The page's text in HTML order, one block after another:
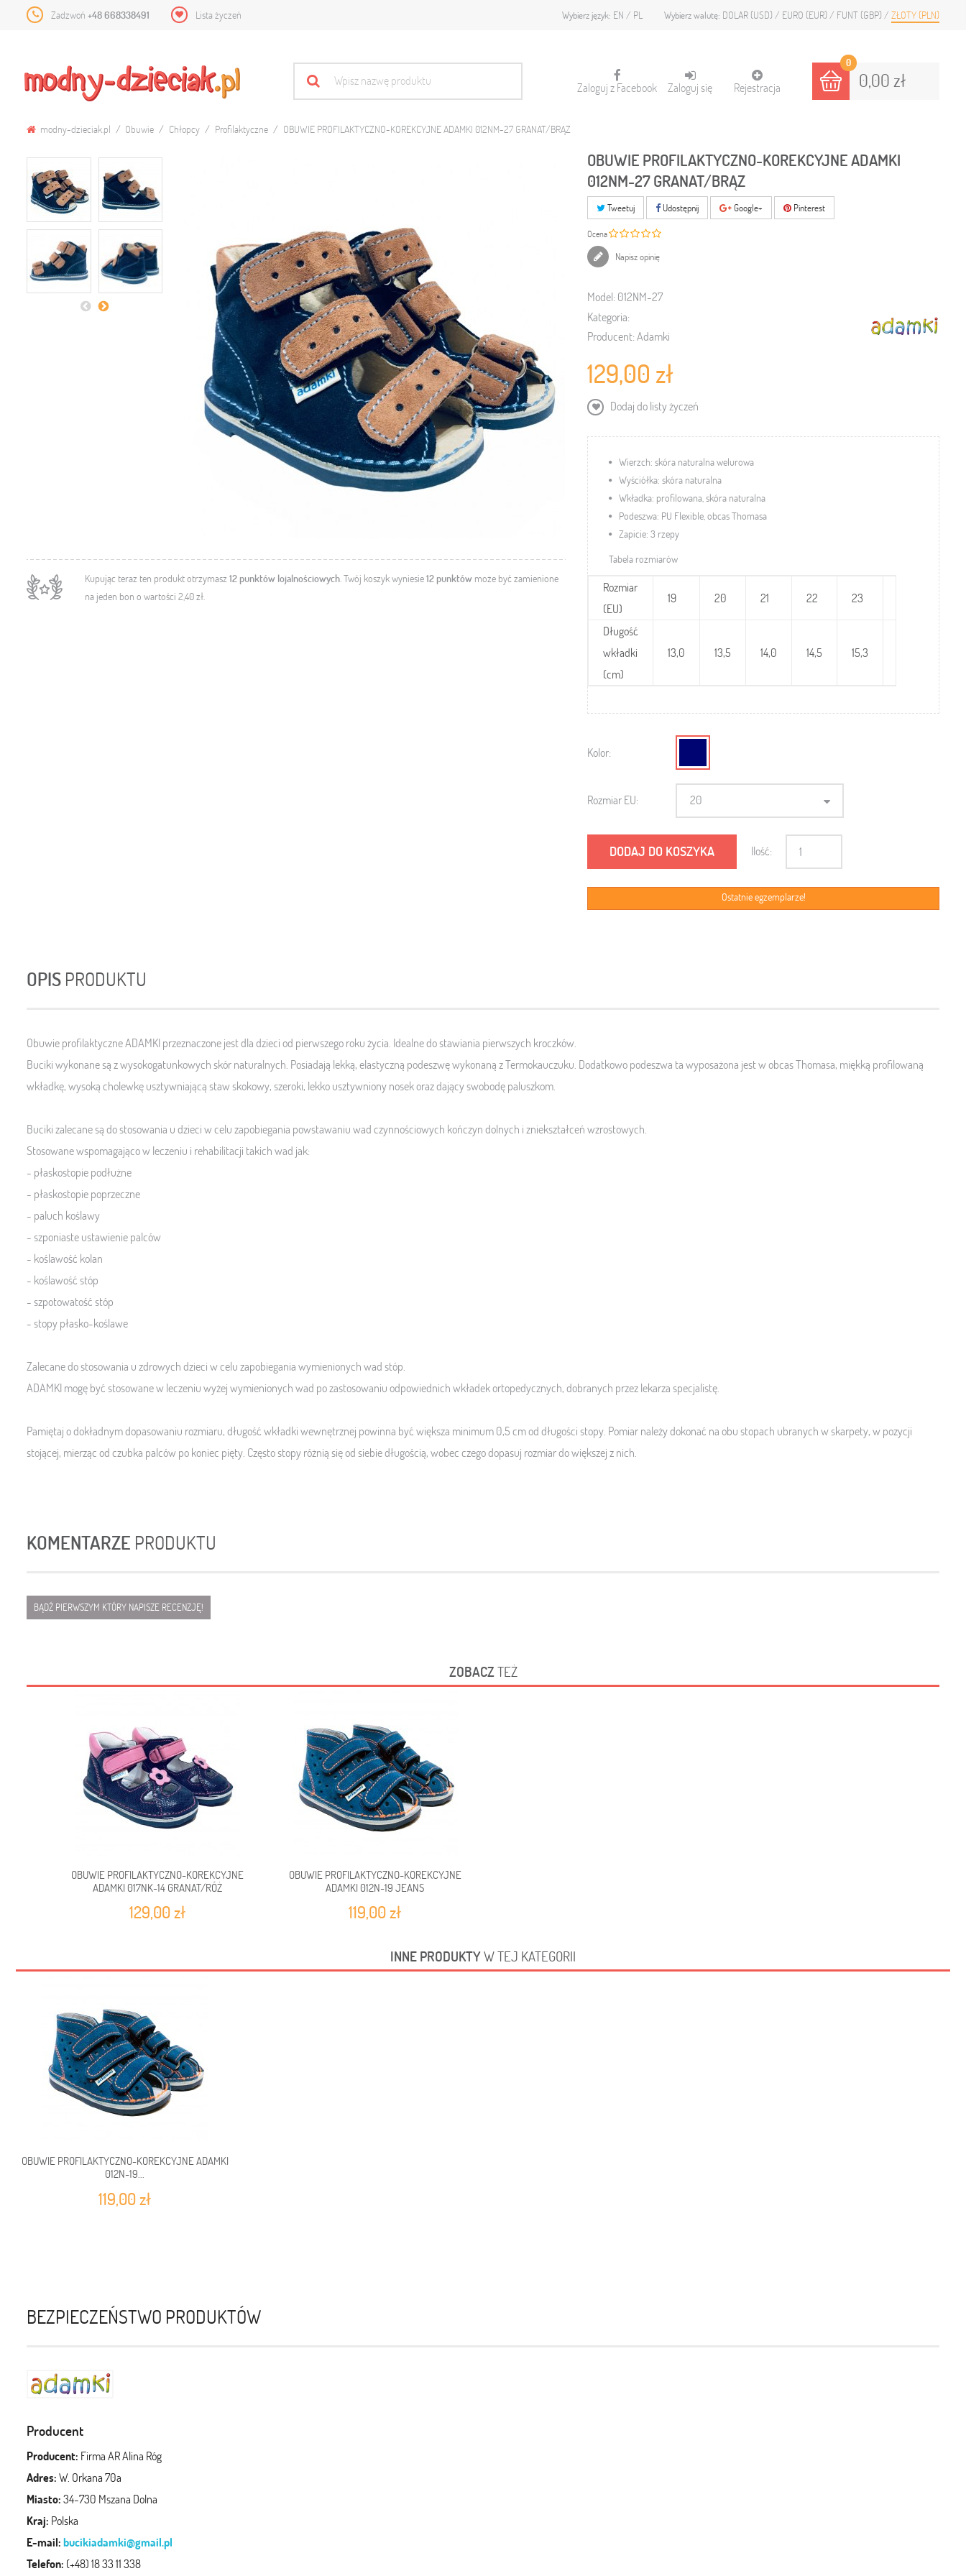
Zadzwoń +48 668338491 Lista życzeń Wybierz walutę: DOLAR (USD) EURO (EUR) FUNT (GBP) ZŁOTY (PLN)
Wybierz język: EN PL
0
0,00 zł
Zaloguj się Rejestracja
Zaloguj z Facebook
modny-dzieciak.pl Obuwie Chłopcy Profilaktyczne OBUWIE PROFILAKTYCZNO-KOREKCYJNE ADAMKI 012NM-27 GRANAT/BRĄZ
Kupując teraz ten produkt otrzymasz 12punktów lojalnościowych. Twój koszyk wyniesie12punktów może być zamienione
na jeden bon o wartości 2,40 zł.
OBUWIE PROFILAKTYCZNO-KOREKCYJNE ADAMKI
012NM-27 GRANAT/BRĄZ
Tweetuj Udostępnij Google+ Pinterest
Ocena
Napisz opinię
Model: 012NM-27
Kategoria:
Producent:Adamki
129,00 zł
Dodaj do listy życzeń
Wierzch: skóra naturalna welurowa
Wyściółka: skóra naturalna
Wkładka: profilowana, skóra naturalna
Podeszwa: PU Flexible, obcas Thomasa
Zapicie: 3 rzepy
Tabela rozmiarów
Rozmiar
(EU)
19 20 21 22 23
Długość
wkładki
(cm)
13,0 13,5 14,0 14,5 15,3
Kolor:
Rozmiar EU: 20
DODAJ DO KOSZYKA Ilość:
Ostatnie egzemplarze!
OPIS PRODUKTU
Obuwie profilaktyczne ADAMKIprzeznaczone jest dla dzieci od pierwszego roku życia. Idealne do stawiania pierwszych kroczków.
Buciki wykonane są z wysokogatunkowych skór naturalnych. Posiadają lekką, elastyczną podeszwę wykonaną z Termokauczuku. Dodatkowo podeszwa ta wyposażona jest w obcas Thomasa, miękką profilowaną
wkładkę, wysoką cholewkę usztywniającą staw skokowy, szeroki, lekko usztywniony nosek oraz dający swobodę paluszkom.
Buciki zalecane są do stosowania u dzieci w celu zapobiegania powstawaniu wad czynnościowych kończyn dolnych i zniekształceń wzrostowych.
Stosowane wspomagająco w leczeniu i rehabilitacji takich wad jak:
- płaskostopie podłużne
- płaskostopie poprzeczne
- paluch koślawy
- szponiaste ustawienie palców
- koślawość kolan
- koślawość stóp
- szpotowatość stóp
- stopy płasko-koślawe
Zalecane do stosowania u zdrowych dzieci w celu zapobiegania wymienionych wad stóp.
ADAMKI mogę być stosowane w leczeniu wyżej wymienionych wad po zastosowaniu odpowiednich wkładek ortopedycznych, dobranych przez lekarza specjalistę.
Pamiętaj o dokładnym dopasowaniu rozmiaru, długość wkładki wewnętrznej powinna być większa minimum 0,5 cm od długości stopy. Pomiar należy dokonać na obu stopach ubranych w skarpety, w pozycji
stojącej, mierząc od czubka palców po koniec pięty. Często stopy różnią się od siebie długością, wobec czego dopasuj rozmiar do większej z nich.
KOMENTARZE PRODUKTU
BĄDŹ PIERWSZYM KTÓRY NAPISZE RECENZJĘ!
ZOBACZTEŻ
OBUWIE PROFILAKTYCZNO-KOREKCYJNE
ADAMKI 017NK-14 GRANAT/RÓŻ
129,00 zł
OBUWIE PROFILAKTYCZNO-KOREKCYJNE
ADAMKI 012N-19 JEANS
119,00 zł
INNE PRODUKTYW TEJ KATEGORII
OBUWIE PROFILAKTYCZNO-KOREKCYJNE ADAMKI
012N-19...
119,00 zł
BEZPIECZEŃSTWO PRODUKTÓW
Producent
Producent: Firma AR Alina Róg
Adres:W. Orkana 70a
Miasto:34-730 Mszana Dolna
Kraj: Polska
E-mail:bucikiadamki@gmail.pl
Telefon: (+48) 18 33 11 338